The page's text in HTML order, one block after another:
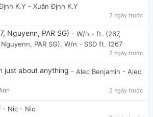
K.Y - Xuân Định K.Y
2 ngày trước
Nguyenn, PAR SG) - W/n - ft. (267,
PAR SG), W/n - SSD ft. (267
2 ngày trước
just about anything - Alec Benjamin - Alec
2 ngày trước
- Nic - Nic